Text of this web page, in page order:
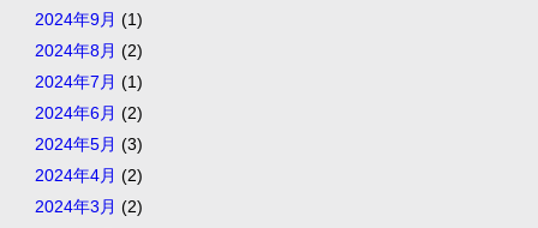
2024年9月 (1)
2024年8月 (2)
2024年7月 (1)
2024年6月 (2)
2024年5月 (3)
2024年4月 (2)
2024年3月 (2)